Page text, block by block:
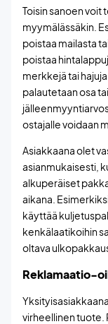
Toisin sanoen
myymälässäkin.
poistaa mailasta
poistaa
merkkejä tai
palautetaan osa
ostajalle voidaan
Asiakkaana olet
asianmukaisesti,
alkuperäiset
aikana.
käyttää
kenkälaatikoihin
oltava
Reklamaatio-
virheellinen